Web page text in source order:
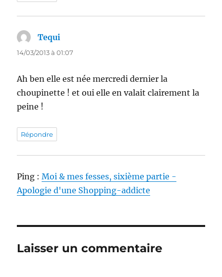
Tequi
14/03/2013 à 01:07
Ah ben elle est née mercredi dernier la
choupinette ! et oui elle en valait clairement la
peine !
Répondre
Ping :Moi & mes fesses, sixième partie -
Apologie d'une Shopping-addicte
Laisser un commentaire